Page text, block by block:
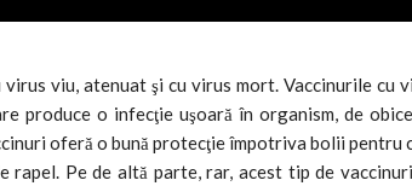
viu, atenuat şi cu virus mort. Vaccinurile cu
produce o infecţie uşoară în organism, de
oferă o bună protecţie împotriva bolii pentru
rapel. Pe de altă parte, rar, acest tip de